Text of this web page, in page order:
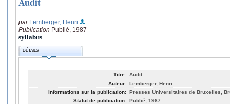
par Lemberger, Henri
Publication Publié, 1987
syllabus
DÉTAILS
Titre: Audit
Auteur: Lemberger, Henri
Informations sur la publication: Presses Universitaires de Bruxelles,
Statut de publication: Publié, 1987